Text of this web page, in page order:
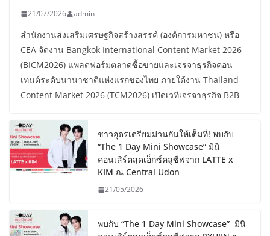
21/07/2026 admin
สำนักงานส่งเสริมเศรษฐกิจสร้างสรรค์ (องค์การมหาชน) หรือ
CEA จัดงาน Bangkok International Content Market 2026
(BICM2026) แพลตฟอร์มตลาดซื้อขายและเจรจาธุรกิจคอน
เทนต์ระดับนานาชาติแห่งแรกของไทย ภายใต้งาน Thailand
Content Market 2026 (TCM2026) เปิดเวทีเจรจาธุรกิจ B2B
ชาวอุดรเตรียมม่วนกันให้เต็มที่! พบกับ
“The 1 Day Mini Showcase” มินิ
คอนเสิร์ตสุดเอ็กซ์คลูซีฟจาก LATTE x
KIM ณ Central Udon
21/05/2026
พบกับ “The 1 Day Mini Showcase” มินิ